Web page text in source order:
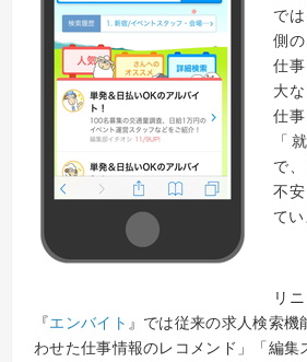
で
側
仕
大
仕
「
で
不
てい
リ
『エンバイト 』では従来の求人検索機
わせた仕事情報のレコメンド」「編集